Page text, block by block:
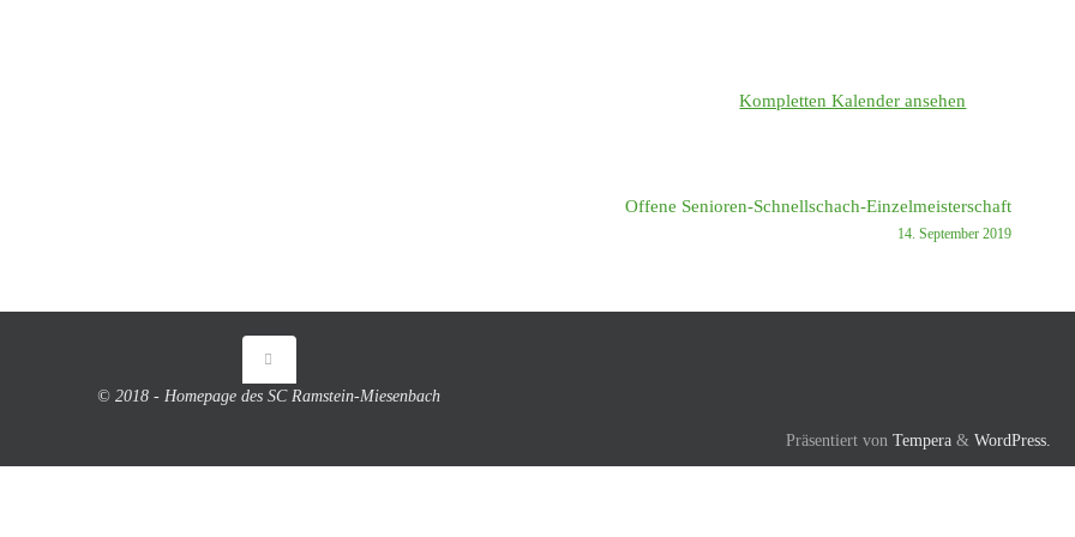
Kompletten Kalender ansehen
Offene Senioren-Schnellschach-Einzelmeisterschaft
14. September 2019
© 2018 - Homepage des SC Ramstein-Miesenbach
Präsentiert von Tempera & WordPress.